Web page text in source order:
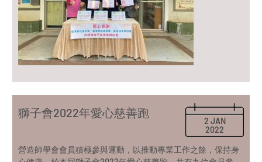
2 JAN
2022
獅子會2022年愛心慈善跑
營造師學會會員積極參與運動，以推動專業工作之餘，保持身